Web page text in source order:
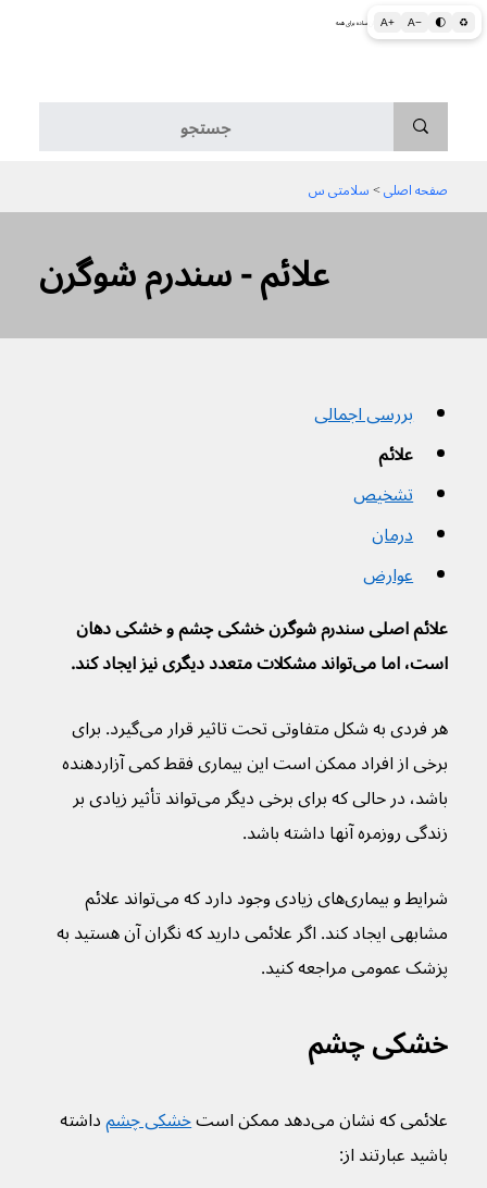
A+ A− 🌓 ♻ اطلاعات پزشکی و بهداشتی به زبان ساده برای همه
صفحه اصلی > سلامتی س
علائم - سندرم شوگرن
بررسی اجمالی
علائم
تشخیص
درمان
عوارض
علائم اصلی سندرم شوگرن خشکی چشم و خشکی دهان
است، اما می‌تواند مشکلات متعدد دیگری نیز ایجاد کند.
هر فردی به شکل متفاوتی تحت تاثیر قرار می‌گیرد. برای
برخی از افراد ممکن است این بیماری فقط کمی آزاردهنده
باشد، در حالی که برای برخی دیگر می‌تواند تأثیر زیادی بر
زندگی روزمره آنها داشته باشد.
شرایط و بیماری‌های زیادی وجود دارد که می‌تواند علائم
مشابهی ایجاد کند. اگر علائمی دارید که نگران آن هستید به
پزشک عمومی مراجعه کنید.
خشکی چشم
علائمی که نشان می‌دهد ممکن است خشکی چشم داشته
باشید عبارتند از: